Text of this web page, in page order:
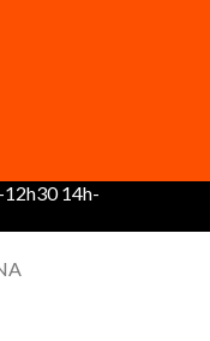
12h30 14h-